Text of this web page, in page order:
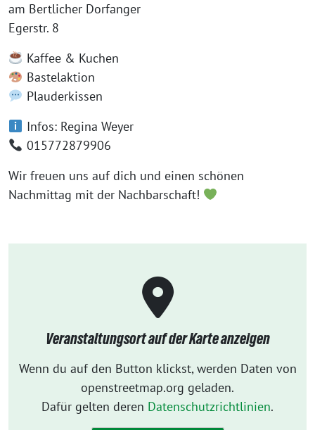
am Bertlicher Dorfanger
Egerstr. 8
Kaffee & Kuchen
Bastelaktion
Plauderkissen
Infos: Regina Weyer
015772879906
Wir freuen uns auf dich und einen schönen
Nachmittag mit der Nachbarschaft!
Veranstaltungsort auf der Karte anzeigen
Wenn du auf den Button klickst, werden Daten von
openstreetmap.org geladen.
Dafür gelten deren Datenschutzrichtlinien.